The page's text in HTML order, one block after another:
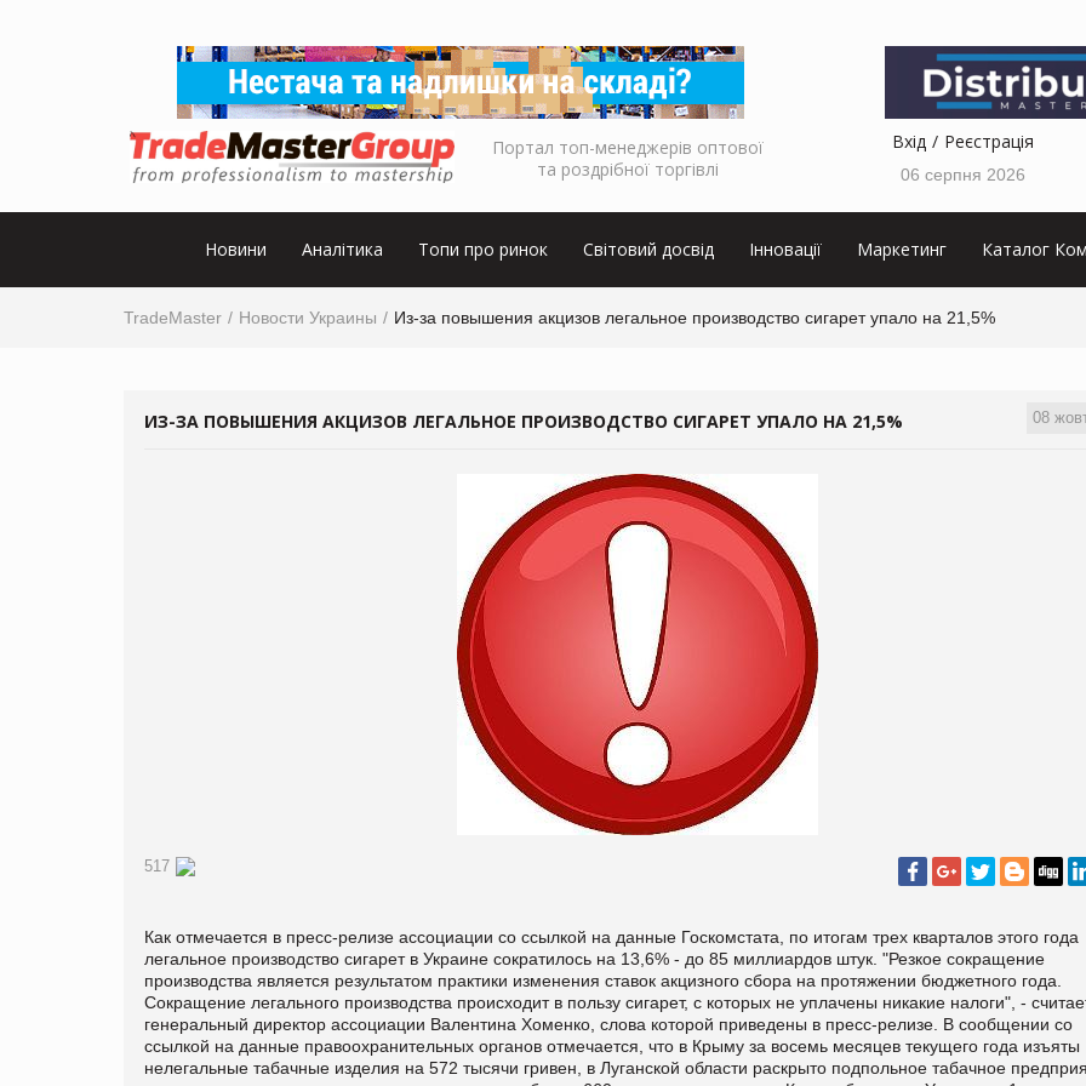
Портал топ-менеджерів оптової
та роздрібної торгівлі
Вхід Реєстрація
06 серпня 2026
Новини Аналітика Топи про ринок Світовий досвід Інновації Маркетинг Каталог
TradeMaster Новости Украины Из-за повышения акцизов легальное производство сигарет упало на 21,5%
08
ИЗ-ЗА ПОВЫШЕНИЯ АКЦИЗОВ ЛЕГАЛЬНОЕ ПРОИЗВОДСТВО СИГАРЕТ УПАЛО НА 21,5%
517
Как отмечается в пресс-релизе ассоциации со ссылкой на данные Госкомстата, по итогам трех кварталов этого года
легальное производство сигарет в Украине сократилось на 13,6% - до 85 миллиардов штук. "Резкое сокращение
производства является результатом практики изменения ставок акцизного сбора на протяжении бюджетного года.
Сокращение легального производства происходит в пользу сигарет, с которых не уплачены никакие налоги", -
генеральный директор ассоциации Валентина Хоменко, слова которой приведены в пресс-релизе. В сообщении со
ссылкой на данные правоохранительных органов отмечается, что в Крыму за восемь месяцев текущего года изъяты
нелегальные табачные изделия на 572 тысячи гривен, в Луганской области раскрыто подпольное табачное